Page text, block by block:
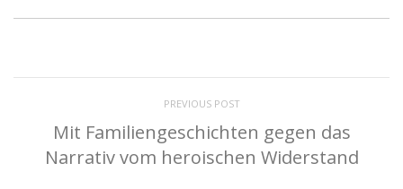
PREVIOUS POST
Mit Familiengeschichten gegen das
Narrativ vom heroischen Widerstand